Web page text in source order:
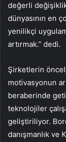
değerli
dünyasının en
yenilikçi
artırmak.” dedi.
Şirketlerin
motivasyonun
beraberinde
teknolojiler
geliştiriliyor.
danışmanlık ve